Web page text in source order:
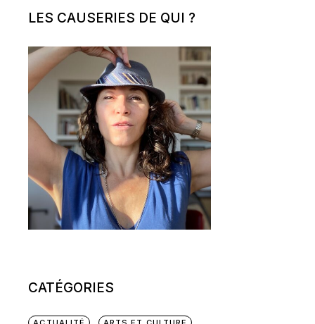
LES CAUSERIES DE QUI ?
CATÉGORIES